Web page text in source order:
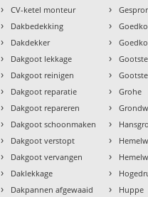
› CV-ketel monteur
› Dakbedekking
› Dakdekker
› Dakgoot lekkage
› Dakgoot reinigen
› Dakgoot reparatie
› Dakgoot repareren
› Dakgoot schoonmaken
› Dakgoot verstopt
› Dakgoot vervangen
› Daklekkage
› Dakpannen afgewaaid
›
›
›
›
›
› Grohe
›
›
›
›
›
› Huppe